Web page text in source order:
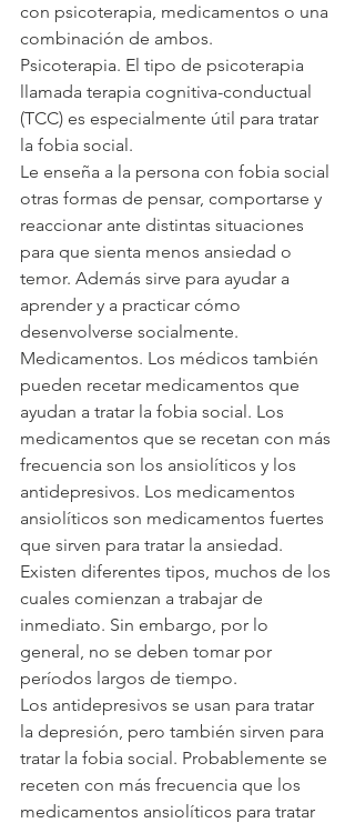
con psicoterapia, medicamentos o una
combinación de ambos.
Psicoterapia. El tipo de psicoterapia
llamada terapia cognitiva-conductual
(TCC) es especialmente útil para tratar
la fobia social.
Le enseña a la persona con fobia social
otras formas de pensar, comportarse y
reaccionar ante distintas situaciones
para que sienta menos ansiedad o
temor. Además sirve para ayudar a
aprender y a practicar cómo
desenvolverse socialmente.
Medicamentos. Los médicos también
pueden recetar medicamentos que
ayudan a tratar la fobia social. Los
medicamentos que se recetan con más
frecuencia son los ansiolíticos y los
antidepresivos. Los medicamentos
ansiolíticos son medicamentos fuertes
que sirven para tratar la ansiedad.
Existen diferentes tipos, muchos de los
cuales comienzan a trabajar de
inmediato. Sin embargo, por lo
general, no se deben tomar por
períodos largos de tiempo.
Los antidepresivos se usan para tratar
la depresión, pero también sirven para
tratar la fobia social. Probablemente se
receten con más frecuencia que los
medicamentos ansiolíticos para tratar